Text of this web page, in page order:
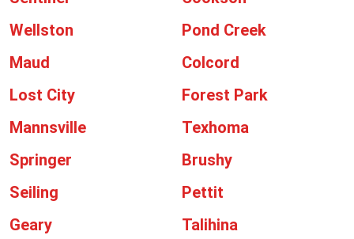
Wellston
Pond Creek
Maud
Colcord
Lost City
Forest Park
Mannsville
Texhoma
Springer
Brushy
Seiling
Pettit
Geary
Talihina